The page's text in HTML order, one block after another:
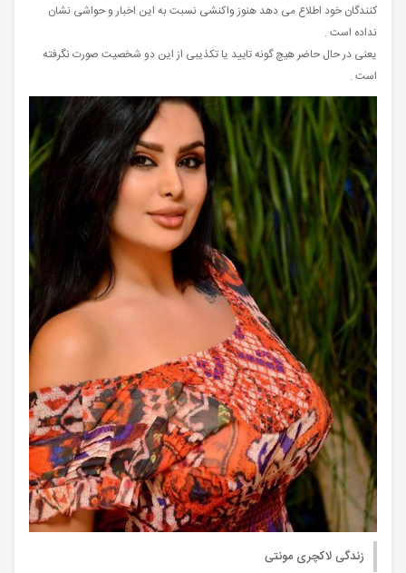
کنندگان خود اطلاع می دهد هنوز واکنشی نسبت به این اخبار و حواشی نشان
نداده است .
یعنی در حال حاضر هیچ گونه تایید یا تکذیبی از این دو شخصیت صورت نگرفته
است .
زندگی لاکچری مونتی